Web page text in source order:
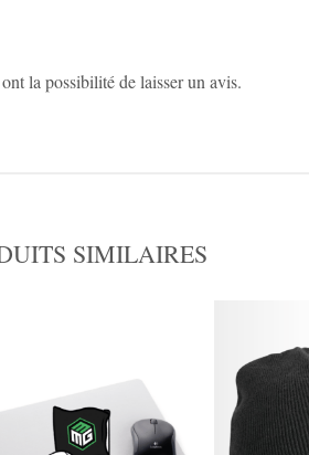
la possibilité de laisser un avis.
SIMILAIRES